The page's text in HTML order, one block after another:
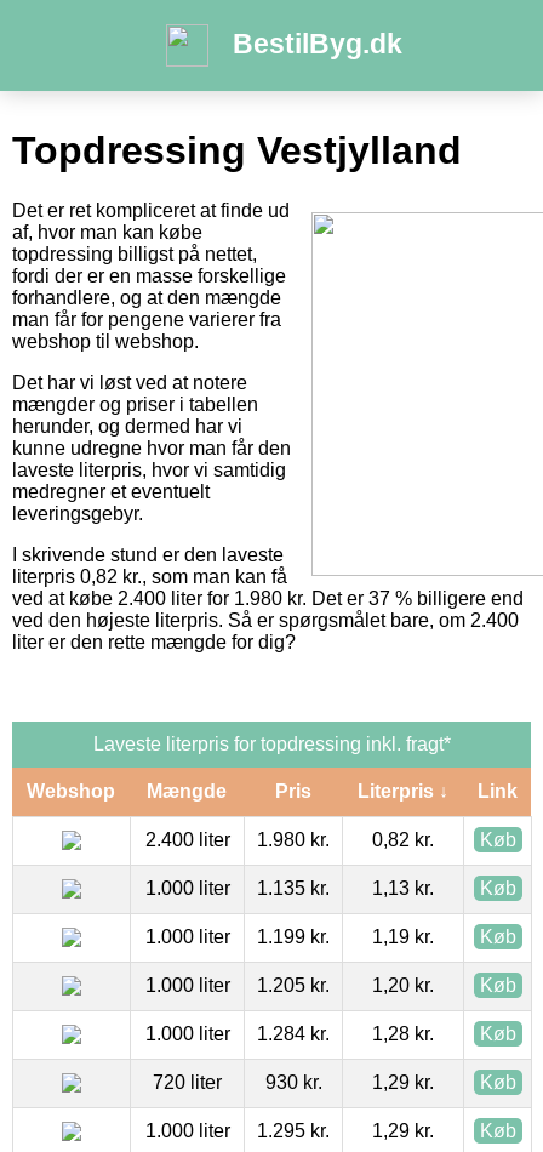
BestilByg.dk
Topdressing Vestjylland
Det er ret kompliceret at finde ud
af, hvor man kan købe
topdressing billigst på nettet,
fordi der er en masse forskellige
forhandlere, og at den mængde
man får for pengene varierer fra
webshop til webshop.
Det har vi løst ved at notere
mængder og priser i tabellen
herunder, og dermed har vi
kunne udregne hvor man får den
laveste literpris, hvor vi samtidig
medregner et eventuelt
leveringsgebyr.
I skrivende stund er den laveste
literpris 0,82 kr., som man kan få
ved at købe 2.400 liter for 1.980 kr. Det er 37 % billigere end
ved den højeste literpris. Så er spørgsmålet bare, om 2.400
liter er den rette mængde for dig?
Laveste literpris for topdressing inkl. fragt*
Webshop Mængde Pris Literpris ↓ Link
2.400 liter 1.980 kr. 0,82 kr. Køb
1.000 liter 1.135 kr. 1,13 kr. Køb
1.000 liter 1.199 kr. 1,19 kr. Køb
1.000 liter 1.205 kr. 1,20 kr. Køb
1.000 liter 1.284 kr. 1,28 kr. Køb
720 liter 930 kr. 1,29 kr. Køb
1.000 liter 1.295 kr. 1,29 kr. Køb